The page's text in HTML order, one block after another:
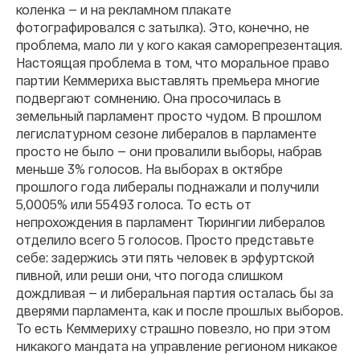
коленка — и на рекламном плакате
фотографировался с затылка). Это, конечно, не
проблема, мало ли у кого какая саморепрезентация.
Настоящая проблема в том, что моральное право
партии Кеммериха выставлять премьера многие
подвергают сомнению. Она просочилась в
земельный парламент просто чудом. В прошлом
легислатурном сезоне либералов в парламенте
просто не было — они провалили выборы, набрав
меньше 3% голосов. На выборах в октябре
прошлого года либералы поднажали и получили
5,0005% или 55493 голоса. То есть от
непрохождения в парламент Тюрингии либералов
отделило всего 5 голосов. Просто представьте
себе: задержись эти пять человек в эрфуртской
пивной, или реши они, что погода слишком
дождливая — и либеральная партия осталась бы за
дверями парламента, как и после прошлых выборов.
То есть Кеммериху страшно повезло, но при этом
никакого мандата на управление регионом никакое